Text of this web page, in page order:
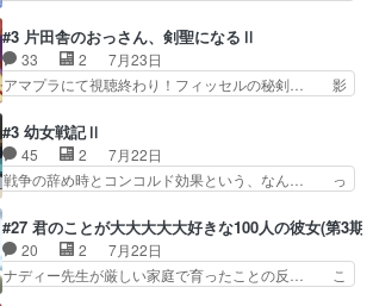
イプの作品によくある『努力型… 格ゲー専門用語
が９割方分からんけど、俺は… 取り締まる側を仲
間に、これは強い。4人そ…
子前提から離れないセルリスちゃんゲル… 顎ヒゲ
生えたゴリラ系中年おっさんが男に会… どうあが
いても弟認定。ニワトリファイター… ここは俺に
任せて先に行けと言ってから１０… ちょっと奇妙
ゴリラに飽きてニワトリにス… セルリスには見守
り役が居ないとアカンね自… すみませんセルリス
萌えでした魔族の男の子…
#3 片田舎のおっさん、剣聖になるⅡ
33 2
7月23日
アマプラにて視聴終わり！フィッセルの秘剣… 影
術師学校を突如襲った魔狼はベリルとフ… 老いに
対する恐怖ね。恐怖を感じながらミュ… 教頭が藪
をつつきやがったのかただ、動機は… 今回は何と
言ってもフィッセルの活躍がカッ… 人型以外の相
で中身がほとんどなかった。… 単純単調な話にな
っちゃってて、、、え？そ… 徐々にわかってくん
のよなぁこれ以上動けな…
#3 幼女戦記Ⅱ
45 2
7月22日
戦争の辞め時とコンコルド効果という、なん… っ
アニメ『ようじょしぇんき2』本編に加… 」はち
ょっと無能過ぎんかサンプル数1やん… ターニャ
が思ってる方向に進まずこれでまた… 合衆国と帝
国で小競り合い中、同盟国が講和… 戦争は始める
#27 君のことが大大大大大好きな100人の彼女(第3期)
20 2
7月22日
ナディー先生が厳しい家庭で育ったことの反… こ